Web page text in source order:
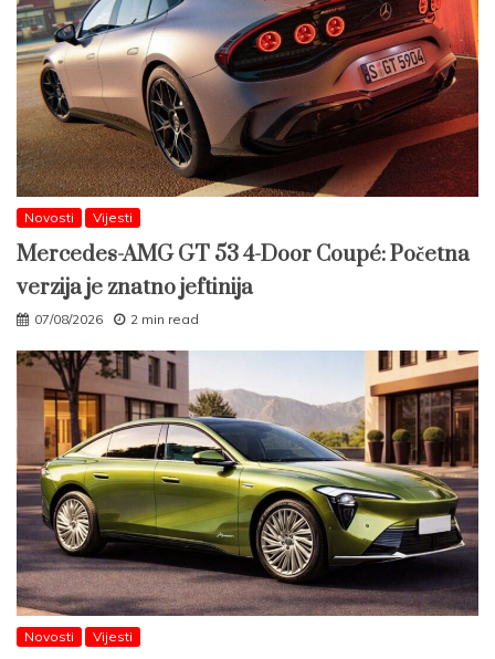
Novosti Vijesti
Mercedes-AMG GT 53 4-Door Coupé: Početna
verzija je znatno jeftinija
07/08/2026 2 min read
Novosti Vijesti